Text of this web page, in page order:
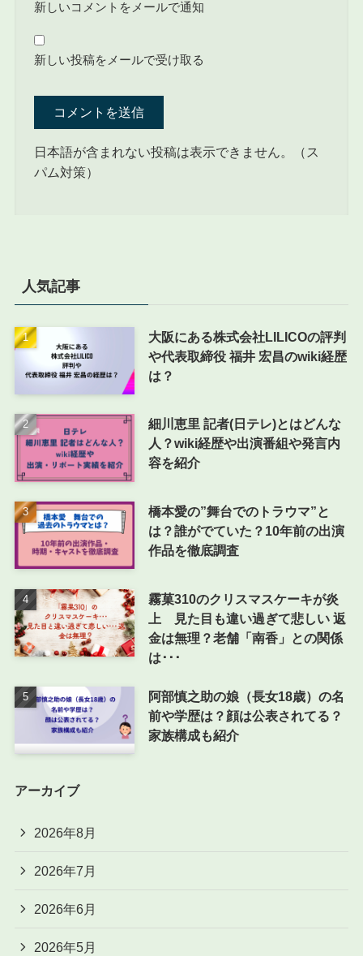
新しいコメントをメールで通知
新しい投稿をメールで受け取る
日本語が含まれない投稿は表示できません。（ス
パム対策）
人気記事
大阪にある株式会社LILICOの評判
や代表取締役 福井 宏昌のwiki経歴
は？
細川恵里 記者(日テレ)とはどんな
人？wiki経歴や出演番組や発言内
容を紹介
橋本愛の”舞台でのトラウマ”と
は？誰がでていた？10年前の出演
作品を徹底調査
霧菓310のクリスマスケーキが炎
上 見た目も違い過ぎて悲しい 返
金は無理？老舗「南香」との関係
は･･･
阿部慎之助の娘（長女18歳）の名
前や学歴は？顔は公表されてる？
家族構成も紹介
アーカイブ
2026年8月
2026年7月
2026年6月
2026年5月